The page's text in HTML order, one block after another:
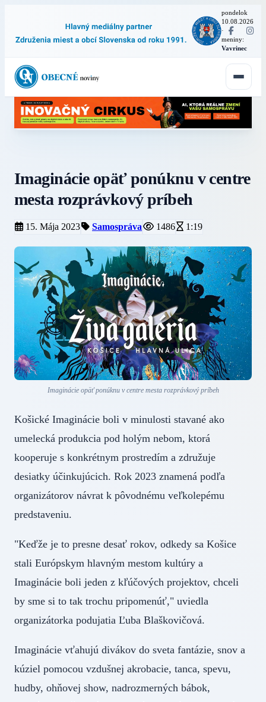
pondelok
10.08.2026
·
meniny:
Vavrinec
Imaginácie opäť ponúknu v centre
mesta rozprávkový príbeh
15. Mája 2023 Samospráva 1486 1:19
Imaginácie opäť ponúknu v centre mesta rozprávkový príbeh
Košické Imaginácie boli v minulosti stavané ako
umelecká produkcia pod holým nebom, ktorá
kooperuje s konkrétnym prostredím a združuje
desiatky účinkujúcich. Rok 2023 znamená podľa
organizátorov návrat k pôvodnému veľkolepému
predstaveniu.
"Keďže je to presne desať rokov, odkedy sa Košice
stali Európskym hlavným mestom kultúry a
Imaginácie boli jeden z kľúčových projektov, chceli
by sme si to tak trochu pripomenúť," uviedla
organizátorka podujatia Ľuba Blaškovičová.
Imaginácie vťahujú divákov do sveta fantázie, snov a
kúziel pomocou vzdušnej akrobacie, tanca, spevu,
hudby, ohňovej show, nadrozmerných bábok,